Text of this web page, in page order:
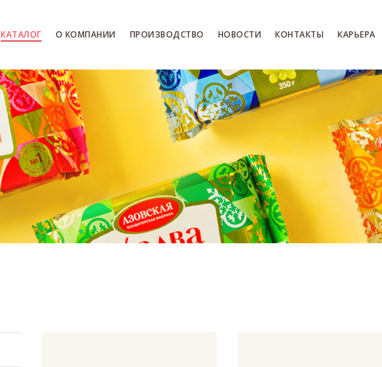
КАТАЛОГ О КОМПАНИИ ПРОИЗВОДСТВО НОВОСТИ КОНТАКТЫ КАРЬЕРА